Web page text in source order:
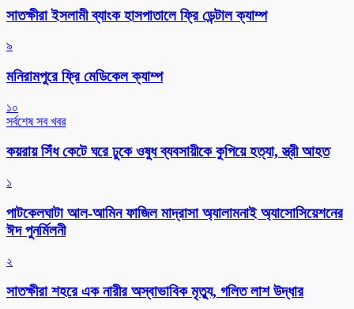
সাতক্ষীরা ইসলামী ব্যাংক হাসপাতালে ফ্রি ডেন্টাল ক্যাম্প
৯
মনিরামপুরে ফ্রি মেডিকেল ক্যাম্প
১০
সর্বশেষ সব খবর
কয়রায় সিঁধ কেটে ঘরে ঢুকে ওষুধ ব্যবসায়ীকে কুপিয়ে হত্যা, স্ত্রী আহত
১
পাটকেলঘাটা আল-আমিন ফাজিল মাদ্রাসা অ্যালামনাই অ্যাসোসিয়েশনের
ঈদ পুনর্মিলনী
২
সাতক্ষীরা শহরে এক নারীর অস্বাভাবিক মৃত্যু, গলিত লাশ উদ্ধার